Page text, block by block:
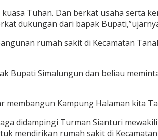
Tuhan. Dan berkat usaha serta
dukungan dari bapak
rumah sakit di Kecamatan
Bupati Simalungun dan beliau
membangun Kampung Halaman kita
didampingi Turman Sianturi
mendirikan rumah sakit di Kecamatan